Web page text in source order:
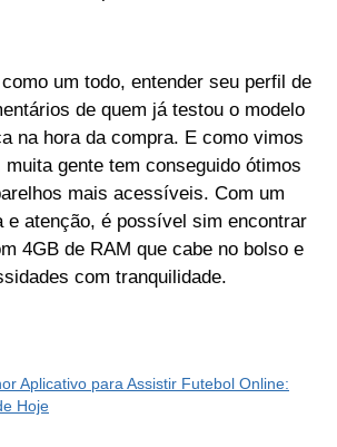
um todo, entender seu perfil de
de quem já testou o modelo
na hora da compra. E como vimos
gente tem conseguido ótimos
mais acessíveis. Com um
e atenção, é possível sim encontrar
4GB de RAM que cabe no bolso e
com tranquilidade.
Aplicativo para Assistir Futebol Online:
Hoje